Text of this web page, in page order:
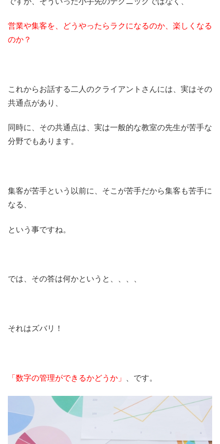
営業や集客を、どうやったらラクになるのか、楽しくなる
のか？
これからお話する二人のクライアントさんには、実はその
共通点があり、
同時に、その共通点は、実は一般的な教室の先生が苦手な
分野でもあります。
集客が苦手という以前に、そこが苦手だから集客も苦手に
なる、
という事ですね。
では、その答は何かというと、、、、
それはズバリ！
「数字の管理ができるかどうか」 、です。